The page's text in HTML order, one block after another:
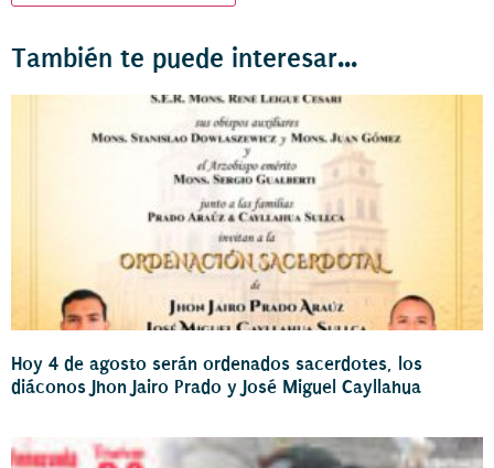
También te puede interesar...
Hoy 4 de agosto serán ordenados sacerdotes, los
diáconos Jhon Jairo Prado y José Miguel Cayllahua